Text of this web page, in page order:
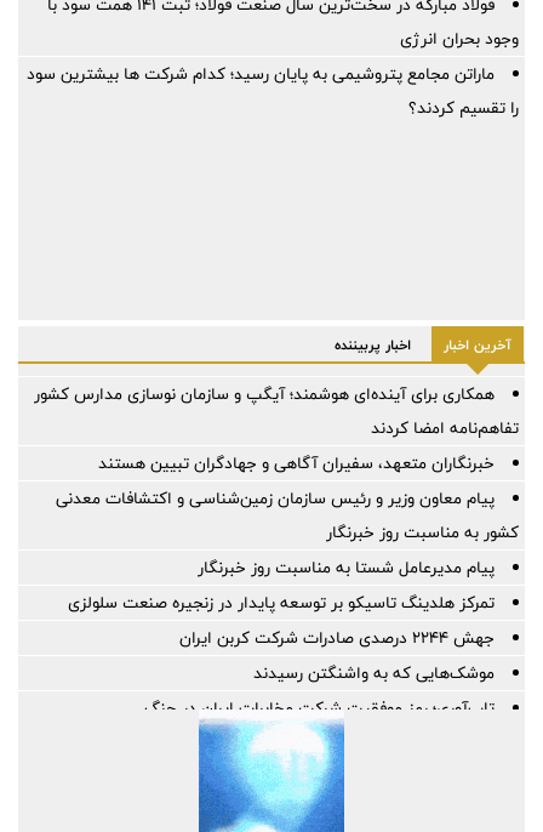
وجود بحران انرژی
ماراتن مجامع پتروشیمی به پایان رسید؛ کدام شرکت ها بیشترین سود
را تقسیم کردند؟
آخرین اخبار اخبار پربیننده
همکاری برای آینده‌ای هوشمند؛ آیگپ و سازمان نوسازی مدارس کشور
تفاهم‌نامه امضا کردند
خبرنگاران متعهد، سفیران آگاهی و جهادگران تبیین هستند
پیام معاون وزیر و رئیس سازمان زمین‌شناسی و اکتشافات معدنی
کشور به مناسبت روز خبرنگار
پیام مدیرعامل شستا به مناسبت روز خبرنگار
تمرکز هلدینگ تاسیکو بر توسعه پایدار در زنجیره صنعت سلولزی
جهش ۲۲۴۴ درصدی صادرات شرکت کربن ایران
موشک‌هایی که به واشنگتن رسیدند
تاب‌آوری؛ رمز موفقیت شرکت مخابرات ایران در جنگ
خبرنگاری؛ میان رسالتِ حقیقت و چالش‌های عصر جدید
رسانه‌های تخصصی بخشی از مسیر تسهیل تجارت/ خبرنگاران همراهان